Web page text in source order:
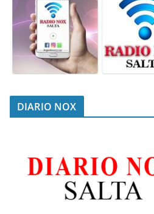
DIARIO NOX